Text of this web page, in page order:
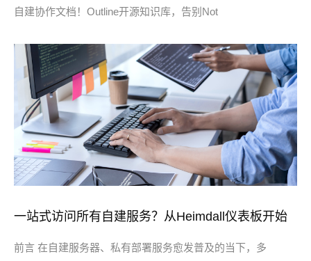
自建协作文档！Outline开源知识库，告别Not
一站式访问所有自建服务？从Heimdall仪表板开始
前言 在自建服务器、私有部署服务愈发普及的当下，多